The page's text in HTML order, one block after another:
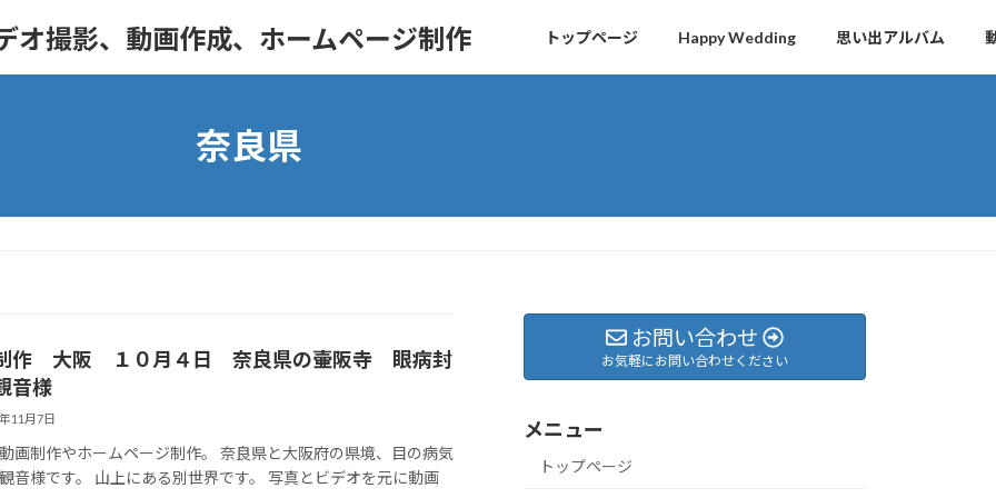
撮影、動画作成、ホームページ制作 トップページ Happy Wedding 思い出アルバム
奈良県
作 大阪 １０月４日 奈良県の壷阪寺 眼病封
音様
11月7日
画制作やホームページ制作。 奈良県と大阪府の県境、目の病気
音様です。 山上にある別世界です。 写真とビデオを元に動画
お問い合わせ
お気軽にお問い合わせください
メニュー
トップページ